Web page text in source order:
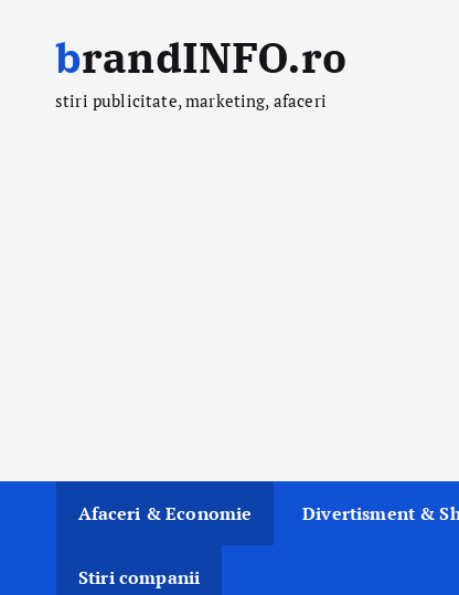
brandINFO.ro
stiri publicitate, marketing, afaceri
Afaceri & Economie Divertisment &
Stiri companii